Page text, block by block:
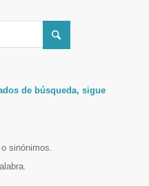
de búsqueda, sigue
sinónimos.